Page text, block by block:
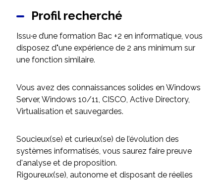
Profil recherché
Issu­·e d’une formation Bac +2 en informatique, vous
disposez d"une expérience de 2 ans minimum sur
une fonction similaire.
Vous avez des connaissances solides en Windows
Server, Windows 10/11, CISCO, Active Directory,
Virtualisation et sauvegardes.
Soucieux(se) et curieux(se) de l’évolution des
systèmes informatisés, vous saurez faire preuve
d'analyse et de proposition.
Rigoureux(se), autonome et disposant de réelles